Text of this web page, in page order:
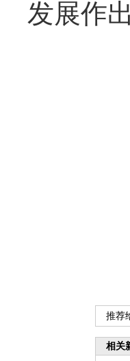
发展作
推荐
相关